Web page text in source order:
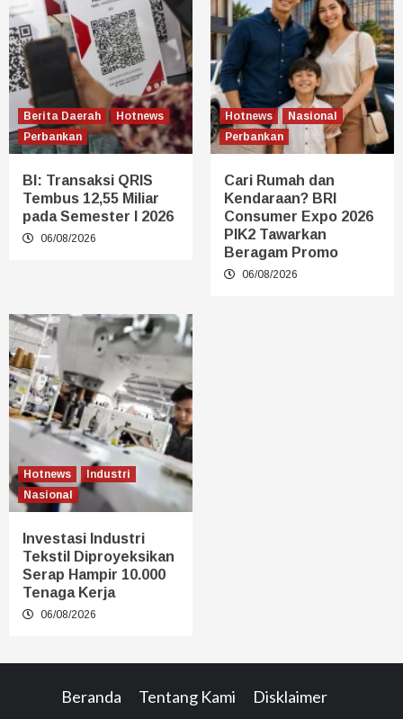
Berita Daerah
Hotnews
Perbankan
BI: Transaksi QRIS
Tembus 12,55 Miliar
pada Semester I 2026
06/08/2026
Hotnews
Nasional
Perbankan
Cari Rumah dan
Kendaraan? BRI
Consumer Expo 2026
PIK2 Tawarkan
Beragam Promo
06/08/2026
Hotnews
Industri
Nasional
Investasi Industri
Tekstil Diproyeksikan
Serap Hampir 10.000
Tenaga Kerja
06/08/2026
Beranda Tentang Kami Disklaimer